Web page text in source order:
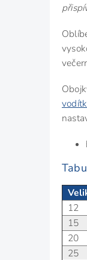
12
15
20
25